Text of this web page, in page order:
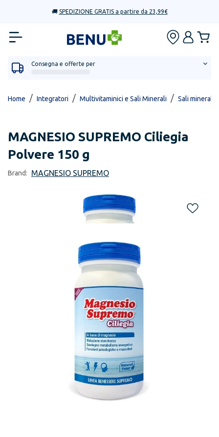
🚚 SPEDIZIONE GRATIS a partire da 23,99€
Consegna e offerte per
Home / Integratori / Multivitaminici e Sali Minerali / Sali minerali
MAGNESIO SUPREMO Ciliegia
Polvere 150 g
Brand: MAGNESIO SUPREMO